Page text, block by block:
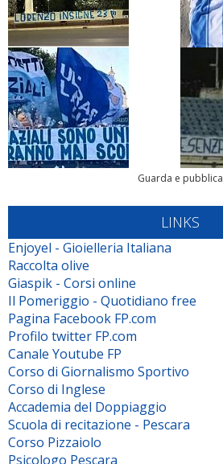
Guarda e pubblica
LINKS
Enjoyel - Gioielleria Italiana
Raccolta olive
Giaspik - Corsi online
Il Pomeriggio - Quotidiano free
Pagina Facebook FP.com
Profilo twitter FP.com
Canale Youtube FP
Corso di Giornalismo Sportivo
Corso di Inglese
Accademia del Doppiaggio
Scuola di recitazione - Pescara
Corso Pizzaiolo
Psicologo Pescara